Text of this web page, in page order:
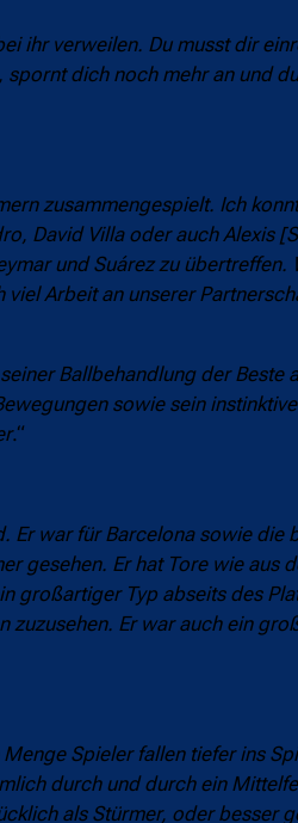
ihr verweilen. Du musst dir
dich noch mehr an und
zusammengespielt. Ich
David Villa oder auch Alexis
und Suárez zu übertreffen.
Arbeit an unserer
Ballbehandlung der Beste
sowie sein
.“
Er war für Barcelona sowie die
gesehen. Er hat Tore wie aus
großartiger Typ abseits des
zuzusehen. Er war auch ein
Spieler fallen tiefer ins
durch und durch ein
als Stürmer, oder besser